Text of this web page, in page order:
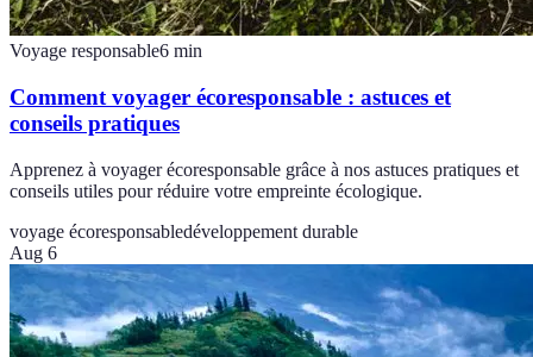
Voyage responsable6 min
Comment voyager écoresponsable : astuces et
conseils pratiques
Apprenez à voyager écoresponsable grâce à nos astuces pratiques et
conseils utiles pour réduire votre empreinte écologique.
voyage écoresponsabledéveloppement durable
Aug 6